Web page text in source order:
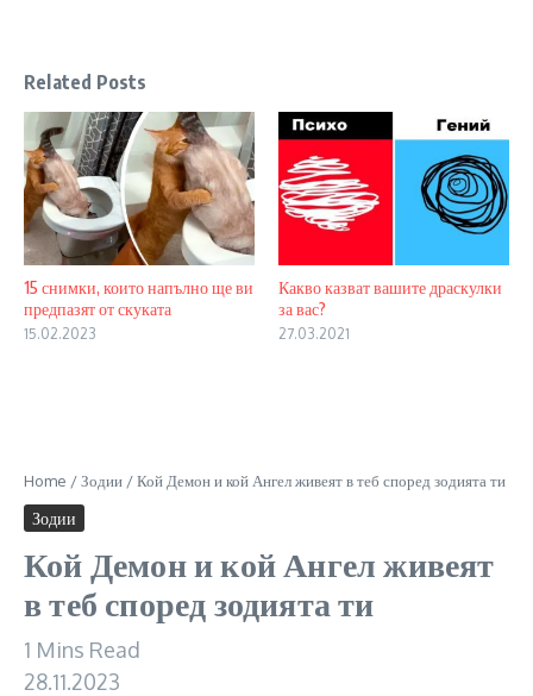
Related Posts
15 снимки, които напълно ще ви
предпазят от скуката
15.02.2023
Какво казват вашите драскулки
за вас?
27.03.2021
Home /Зодии /Кой Демон и кой Ангел живеят в теб според зодията ти
Зодии
Кой Демон и кой Ангел живеят
в теб според зодията ти
1 Mins Read
28.11.2023